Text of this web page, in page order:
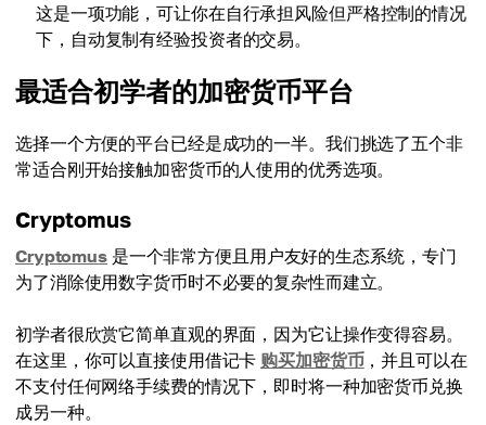
这是一项功能，可让你在自行承担风险但严格控制的情况
下，自动复制有经验投资者的交易。
最适合初学者的加密货币平台
选择一个方便的平台已经是成功的一半。我们挑选了五个非
常适合刚开始接触加密货币的人使用的优秀选项。
Cryptomus
Cryptomus是一个非常方便且用户友好的生态系统，专门
为了消除使用数字货币时不必要的复杂性而建立。
初学者很欣赏它简单直观的界面，因为它让操作变得容易。
在这里，你可以直接使用借记卡 购买加密货币，并且可以在
不支付任何网络手续费的情况下，即时将一种加密货币兑换
成另一种。